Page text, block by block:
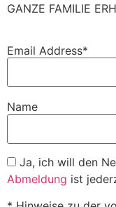
GANZE FAMILIE
Email Address*
Name
Ja, ich will den
Abmeldung ist